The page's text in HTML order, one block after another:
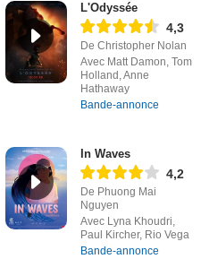
L'Odyssée
4,3
De Christopher Nolan
Avec Matt Damon, Tom
Holland, Anne
Hathaway
Bande-annonce
In Waves
4,2
De Phuong Mai
Nguyen
Avec Lyna Khoudri,
Paul Kircher, Rio Vega
Bande-annonce